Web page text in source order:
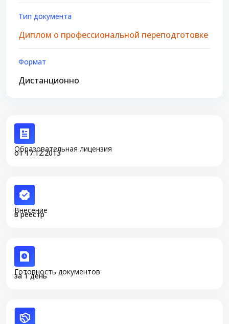
Тип документа
Диплом о профессиональной переподготовке
Формат
Дистанционно
Образовательная лицензия
от 17.12.2013
Внесение
в реестр
Готовность документов
за 1 день